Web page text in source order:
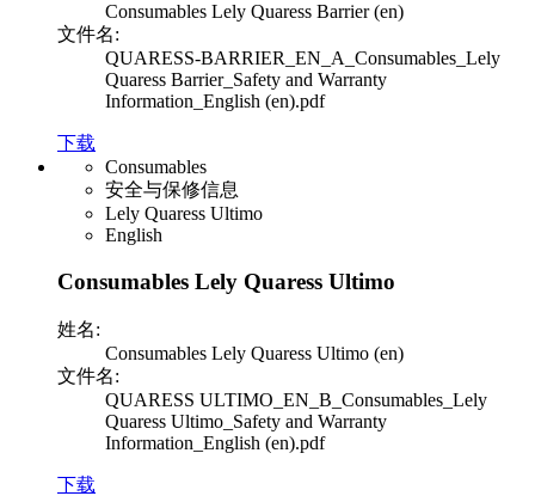
Consumables Lely Quaress Barrier (en)
文件名:
QUARESS-BARRIER_EN_A_Consumables_Lely
Quaress Barrier_Safety and Warranty
Information_English (en).pdf
下载
Consumables
安全与保修信息
Lely Quaress Ultimo
English
Consumables Lely Quaress Ultimo
姓名:
Consumables Lely Quaress Ultimo (en)
文件名:
QUARESS ULTIMO_EN_B_Consumables_Lely
Quaress Ultimo_Safety and Warranty
Information_English (en).pdf
下载